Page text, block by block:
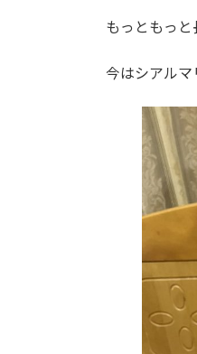
もっともっと
今はシアルマ